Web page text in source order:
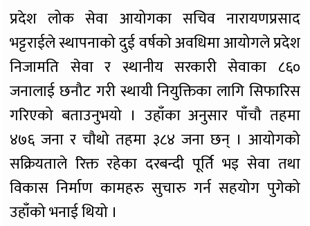
प्रदेश लोक सेवा आयोगका सचिव नारायणप्रसाद
भट्टराईले स्थापनाको दुई वर्षको अवधिमा आयोगले प्रदेश
निजामति सेवा र स्थानीय सरकारी सेवाका ८६०
जनालाई छनौट गरी स्थायी नियुक्तिका लागि सिफारिस
गरिएको बताउनुभयो । उहाँका अनुसार पाँचौ तहमा
४७६ जना र चौथो तहमा ३८४ जना छन् । आयोगको
सक्रियताले रिक्त रहेका दरबन्दी पूर्ति भइ सेवा तथा
विकास निर्माण कामहरु सुचारु गर्न सहयोग पुगेको
उहाँको भनाई थियो ।